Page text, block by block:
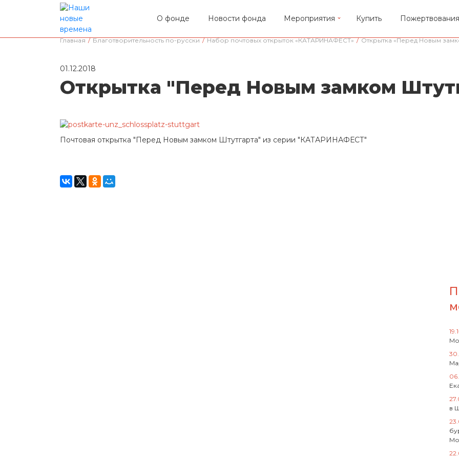
О фонде Новости фонда Мероприятия Купить Пожертвования
Главная / Благотворительность по-русски / Набор почтовых открыток «КАТАРИНАФЕСТ» / Открытка «Перед Новым
01.12.2018
Открытка "Перед Новым замком
Почтовая открытка "Перед Новым замком Штутгарта" из серии "КАТАРИНАФЕСТ"
в